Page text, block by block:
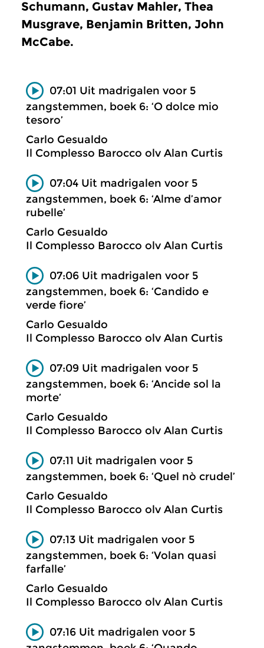
Schumann, Gustav Mahler, Thea
Musgrave, Benjamin Britten, John
McCabe.
07:01 Uit madrigalen voor 5
zangstemmen, boek 6: ‘O dolce mio
tesoro’
Carlo Gesualdo
Il Complesso Barocco olv Alan Curtis
07:04 Uit madrigalen voor 5
zangstemmen, boek 6: ‘Alme d’amor
rubelle’
Carlo Gesualdo
Il Complesso Barocco olv Alan Curtis
07:06 Uit madrigalen voor 5
zangstemmen, boek 6: ‘Candido e
verde fiore’
Carlo Gesualdo
Il Complesso Barocco olv Alan Curtis
07:09 Uit madrigalen voor 5
zangstemmen, boek 6: ‘Ancide sol la
morte’
Carlo Gesualdo
Il Complesso Barocco olv Alan Curtis
07:11 Uit madrigalen voor 5
zangstemmen, boek 6: ‘Quel nò crudel’
Carlo Gesualdo
Il Complesso Barocco olv Alan Curtis
07:13 Uit madrigalen voor 5
zangstemmen, boek 6: ‘Volan quasi
farfalle’
Carlo Gesualdo
Il Complesso Barocco olv Alan Curtis
07:16 Uit madrigalen voor 5